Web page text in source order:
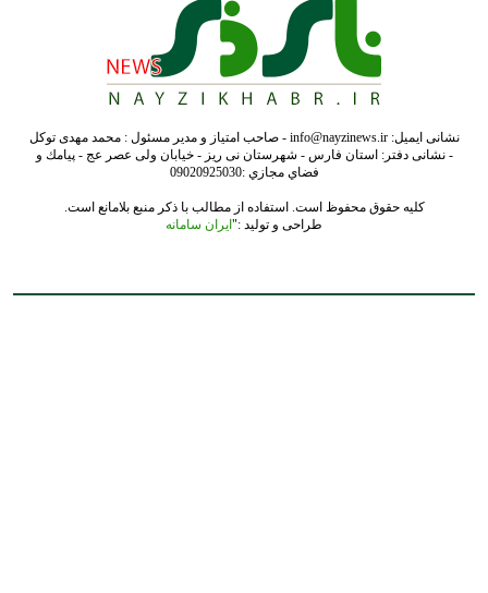
نشانی ایمیل: info@nayzinews.ir - صاحب امتیاز و مدیر مسئول : محمد مهدی توکل
- نشانی دفتر: استان فارس - شهرستان نی ریز - خیابان ولی عصر عج - پيامك و
فضاي مجازي :09020925030
کلیه حقوق محفوظ است. استفاده از مطالب با ذکر منبع بلامانع است.
طراحی و تولید :"ایران سامانه